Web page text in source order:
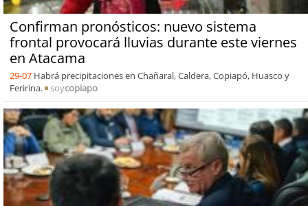
Confirman pronósticos: nuevo sistema
frontal provocará lluvias durante este viernes
en Atacama
29-07 Habrá precipitaciones en Chañaral, Caldera, Copiapó, Huasco y
Feririna.
soycopiapo